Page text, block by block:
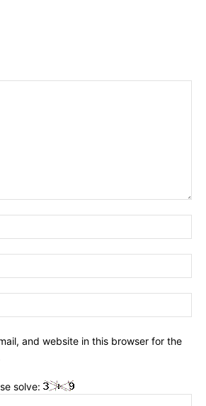
and website in this browser for the
solve: